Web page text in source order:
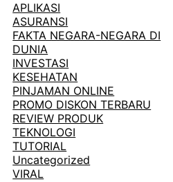
APLIKASI
ASURANSI
FAKTA NEGARA-NEGARA DI
DUNIA
INVESTASI
KESEHATAN
PINJAMAN ONLINE
PROMO DISKON TERBARU
REVIEW PRODUK
TEKNOLOGI
TUTORIAL
Uncategorized
VIRAL